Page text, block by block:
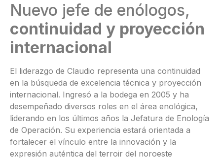
Nuevo jefe de enólogos,
continuidad y proyección
internacional
El liderazgo de Claudio representa una continuidad
en la búsqueda de excelencia técnica y proyección
internacional. Ingresó a la bodega en 2005 y ha
desempeñado diversos roles en el área enológica,
liderando en los últimos años la Jefatura de Enología
de Operación. Su experiencia estará orientada a
fortalecer el vínculo entre la innovación y la
expresión auténtica del terroir del noroeste